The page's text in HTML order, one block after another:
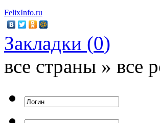
FelixInfo.ru
Закладки (0)
все страны » все